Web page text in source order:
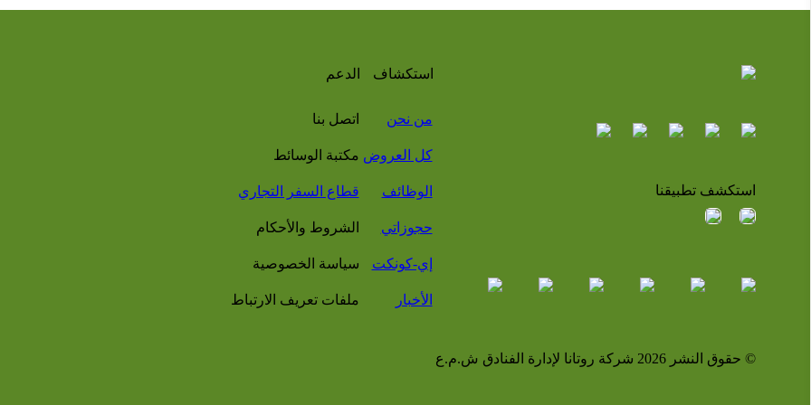
استكشف تطبيقنا
© حقوق النشر 2026 شركة روتانا لإدارة الفنادق ش.م.ع
استكشاف
من نحن
كل العروض
الوظائف
حجوزاتي
إي-كونكت
الأخبار
الدعم
اتصل بنا
مكتبة الوسائط
قطاع السفر التجاري
الشروط والأحكام
سياسة الخصوصية
ملفات تعريف الارتباط